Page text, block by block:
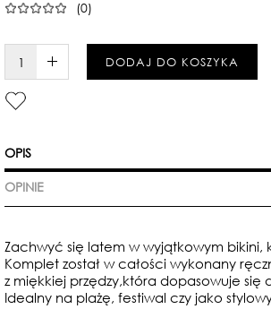
(0)
W KOSZYKU :)DODAJ DO KOSZYKA
OPIS
OPINIE
Zachwyć się latem w wyjątkowym bikini,
Komplet został w całości wykonany
z miękkiej przędzy,która dopasowuje się
Idealny na plażę, festiwal czy jako